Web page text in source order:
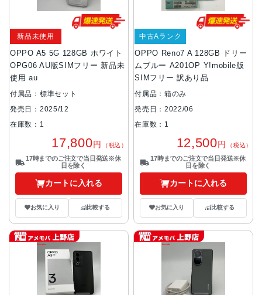
OPPO A5 5G 128GB ホワイト
OPG06 AU版SIMフリー 新品未
使用 au
新品未使用
付属品：標準セット
発売日：2025/12
在庫数：1
17,800円 （税込）
17時までのご注文で当日発送※休
日を除く
カートに入れる
お気に入り 比較する
OPPO Reno7 A 128GB ドリー
ムブルー A201OP Y!mobile版
SIMフリー 訳あり品
中古Aランク
付属品：箱のみ
発売日：2022/06
在庫数：1
12,500円 （税込）
17時までのご注文で当日発送※休
日を除く
カートに入れる
お気に入り 比較する